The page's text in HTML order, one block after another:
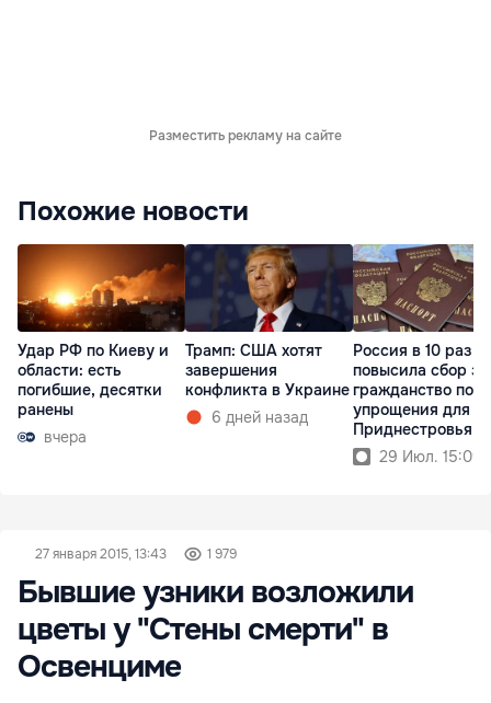
Разместить рекламу на сайте
Похожие новости
Удар РФ по Киеву и
области: есть
погибшие, десятки
ранены
вчера
Трамп: США хотят
завершения
конфликта в Украине
6 дней назад
Россия в 10 раз
повысила сбор за
гражданство
упрощения для
Приднестровья
29 Июл. 15:09
27 января 2015, 13:43 1 979
Бывшие узники возложили
цветы у "Стены смерти" в
Освенциме